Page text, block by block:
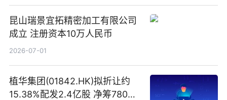
昆山瑞景宜拓精密加工有限公司
成立 注册资本10万人民币
2026-07-01
植华集团(01842.HK)拟折让约
15.38%配发2.4亿股 净筹780万